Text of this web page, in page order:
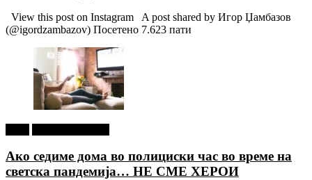
View this post on Instagram A post shared by Игор Џамбазов
(@igordzambazov) Посетено 7.623 пати
Ако седиме дома во полициски час во време на
светска пандемија… НЕ СМЕ ХЕРОИ